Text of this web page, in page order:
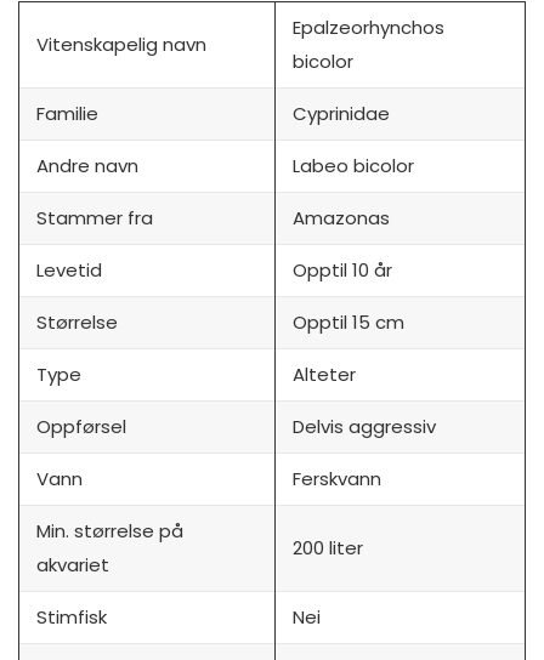
Vitenskapelig navn
Epalzeorhynchos
bicolor
Familie Cyprinidae
Andre navn Labeo bicolor
Stammer fra Amazonas
Levetid Opptil 10 år
Størrelse Opptil 15 cm
Type Alteter
Oppførsel Delvis aggressiv
Vann Ferskvann
Min. størrelse på
akvariet
200 liter
Stimfisk Nei